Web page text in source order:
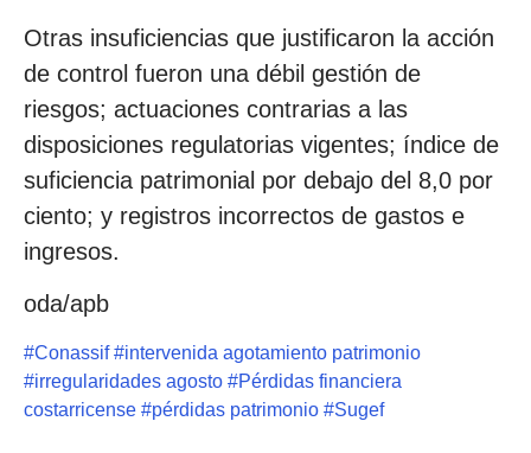
Otras insuficiencias que justificaron la acción
de control fueron una débil gestión de
riesgos; actuaciones contrarias a las
disposiciones regulatorias vigentes; índice de
suficiencia patrimonial por debajo del 8,0 por
ciento; y registros incorrectos de gastos e
ingresos.
oda/apb
#Conassif#intervenida agotamiento patrimonio
#irregularidades agosto #Pérdidas financiera
costarricense #pérdidas patrimonio #Sugef